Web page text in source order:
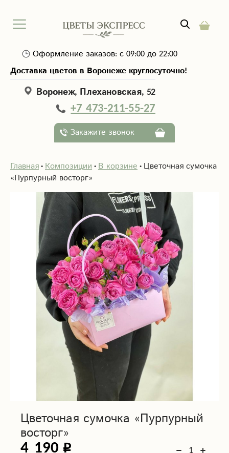
Оформление заказов: с 09:00 до 22:00
Доставка цветов в Воронеже круглосуточно!
Воронеж, Плехановская, 52
+7 473-211-55-27
Закажите звонок
Главная Композиции В корзине Цветочная сумочка
«Пурпурный восторг»
Цветочная сумочка «Пурпурный
восторг»
4 190